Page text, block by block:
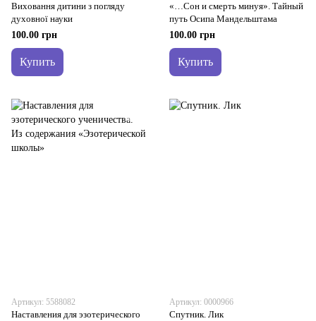
Виховання дитини з погляду
духовної науки
100.00 грн
Купить
«…Сон и смерть минуя». Тайный
путь Осипа Мандельштама
100.00 грн
Купить
Артикул: 5588082
Наставления для эзотерического
Артикул: 0000966
Спутник. Лик